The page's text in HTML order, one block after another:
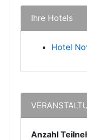
Ihre Hotels
Hotel
Anzahl